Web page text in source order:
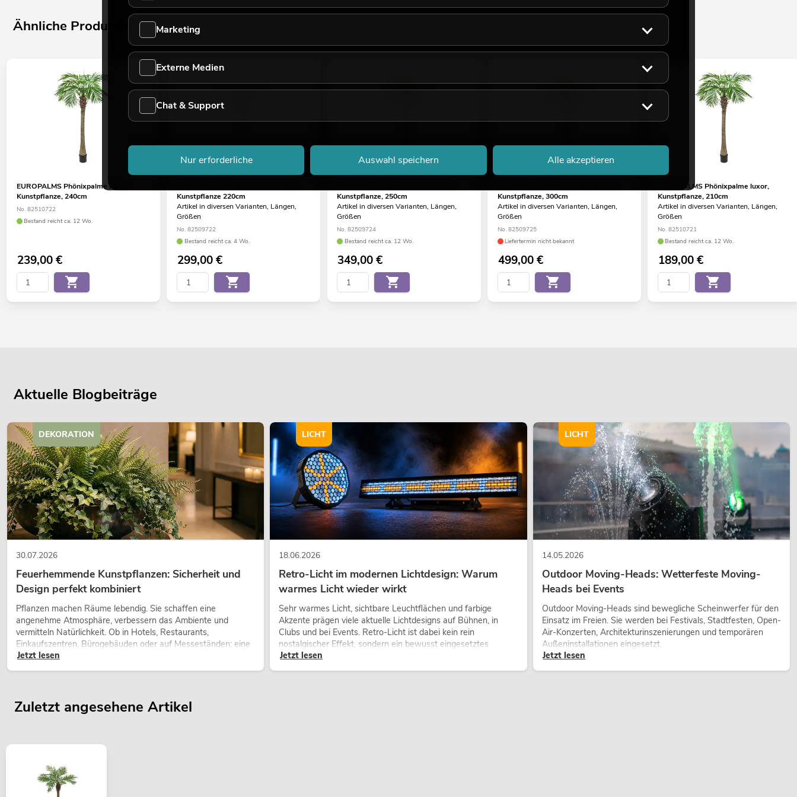
Ähnliche Produkte
EUROPALMS Phönixpalme luxor,
Kunstpflanze, 240cm
No. 82510722
Bestand reicht ca. 12 Wo.
239,00€
Kunstpflanze 220cm
Artikel in diversen Varianten, Längen,
Größen
No. 82509722
Bestand reicht ca. 4 Wo.
299,00€
Kunstpflanze, 250cm
Artikel in diversen Varianten, Längen,
Größen
No. 82509724
Bestand reicht ca. 12 Wo.
349,00€
Kunstpflanze, 300cm
Artikel in diversen Varianten, Längen,
Größen
No. 82509725
Liefertermin nicht bekannt
499,00€
EUROPALMS Phönixpalme luxor,
Kunstpflanze, 210cm
Artikel in diversen Varianten, Längen,
Größen
No. 82510721
Bestand reicht ca. 12 Wo.
189,00€
Aktuelle Blogbeiträge
30.07.2026
Feuerhemmende Kunstpflanzen: Sicherheit und
Design perfekt kombiniert
Pflanzen machen Räume lebendig. Sie schaffen eine
angenehme Atmosphäre, verbessern das Ambiente und
vermitteln Natürlichkeit. Ob in Hotels, Restaurants,
Einkaufszentren, Bürogebäuden oder auf Messeständen: eine
hochwertige Begrünung gehört heute längst zum modernen
Jetzt lesen
DEKORATION
18.06.2026
Retro-Licht im modernen Lichtdesign: Warum
warmes Licht wieder wirkt
Sehr warmes Licht, sichtbare Leuchtflächen und farbige
Akzente prägen viele aktuelle Lichtdesigns auf Bühnen, in
Clubs und bei Events. Retro-Licht ist dabei kein rein
nostalgischer Effekt, sondern ein bewusst eingesetztes
Gestaltungsmittel: Es schafft Atmosphäre, gibt Szenen
Jetzt lesen
LICHT
14.05.2026
Outdoor Moving-Heads: Wetterfeste Moving-
Heads bei Events
Outdoor Moving-Heads sind bewegliche Scheinwerfer für den
Einsatz im Freien. Sie werden bei Festivals, Stadtfesten, Open-
Air-Konzerten, Architekturinszenierungen und temporären
Außeninstallationen eingesetzt.
Jetzt lesen
LICHT
Zuletzt angesehene Artikel
Marketing
Externe Medien
Chat & Support
Nur erforderliche Auswahl speichern Alle akzeptieren